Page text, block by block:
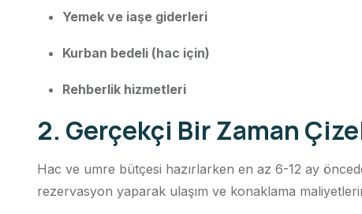
Yemek ve iaşe giderleri
Kurban bedeli (hac için)
Rehberlik hizmetleri
2. Gerçekçi Bir Zaman
Hac ve umre bütçesi hazırlarken en az 6-12 ay
rezervasyon yaparak ulaşım ve konaklama